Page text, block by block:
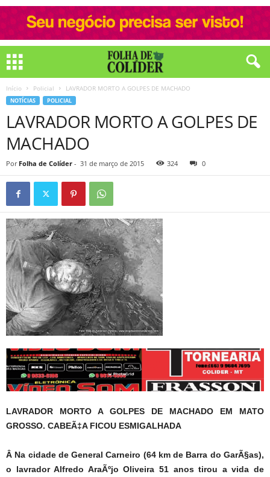
Início Policial LAVRADOR MORTO A GOLPES DE MACHADO
NOTÍCIAS POLICIAL
LAVRADOR MORTO A GOLPES DE
MACHADO
Por Folha de Colíder - 31 de março de 2015 324 0
LAVRADOR MORTO A GOLPES DE MACHADO EM MATO
GROSSO. CABEÃ‡A FICOU ESMIGALHADA
Â Na cidade de General Carneiro (64 km de Barra do GarÃ§as),
o lavrador Alfredo AraÃºjo Oliveira 51 anos tirou a vida de